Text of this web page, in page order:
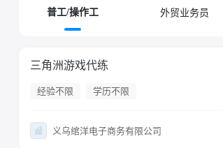
普工/操作工 外贸业务员
三角洲游戏代练
经验不限 学历不限
义乌绾洋电子商务有限公司